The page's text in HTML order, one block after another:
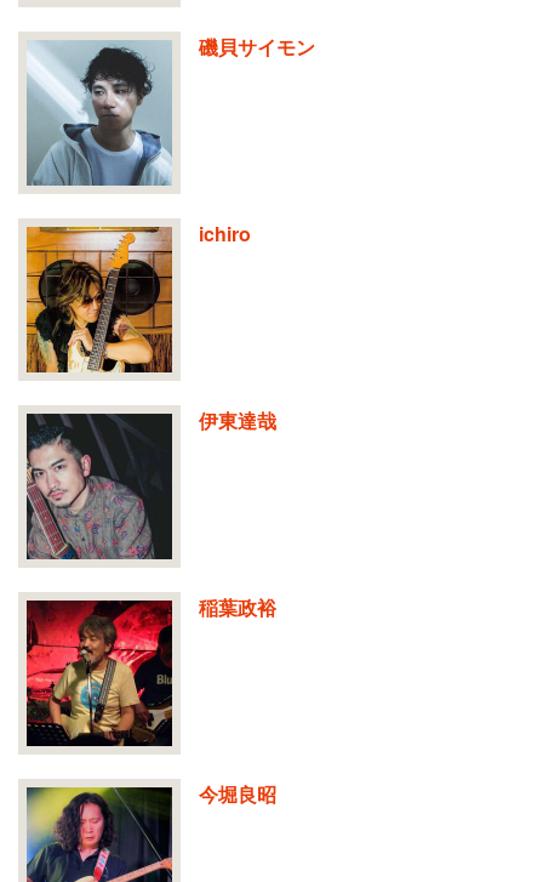
磯貝サイモン
ichiro
伊東達哉
稲葉政裕
今堀良昭